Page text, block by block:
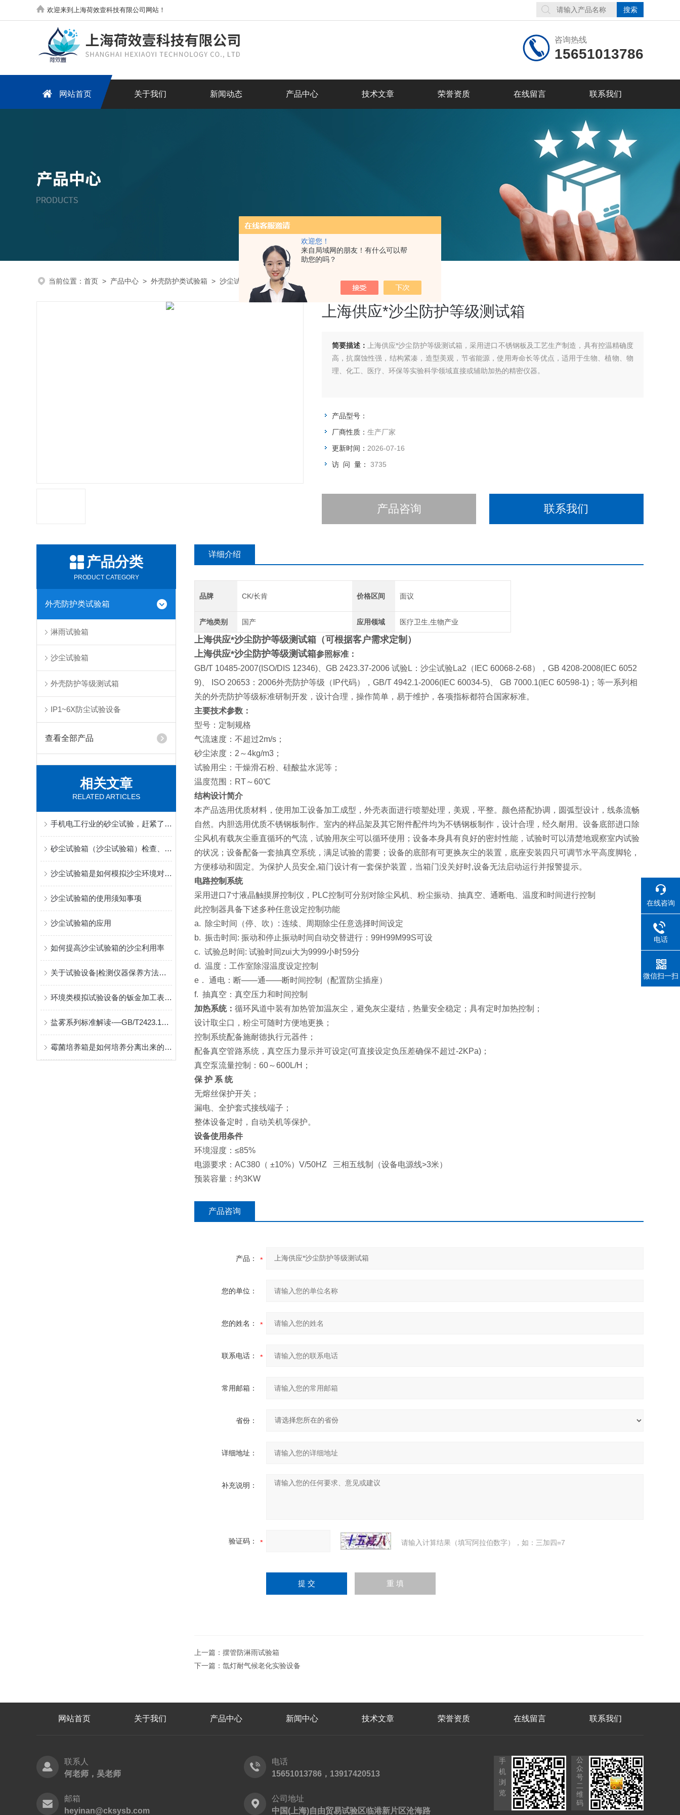
欢迎您！
来自局域网的朋友！有什么可以帮
助您的吗？
欢迎来到上海荷效壹科技有限公司网站！
咨询热线
15651013786
网站首页 关于我们 新闻动态 产品中心 技术文章 荣誉资质 在线留言 联系我们
当前位置： 首页 > 产品中心 > 外壳防护类试验箱 > 沙尘试验箱 上海供应*沙尘防护等级测试箱
上海供应*沙尘防护等级测试箱
简要描述：
上海供应*沙尘防护等级测试箱，采用进口不锈钢板及工艺生产制造，具有控温精确度
高，抗腐蚀性强，结构紧凑，造型美观，节省能源，使用寿命长等优点，适用于生物、植物、物
理、化工、医疗、环保等实验科学领域直接或辅助加热的精密仪器。
产品型号：
厂商性质： 生产厂家
更新时间： 2026-07-16
访 问 量： 3735
产品咨询 联系我们
产品分类
PRODUCT CATEGORY
外壳防护类试验箱
淋雨试验箱
沙尘试验箱
外壳防护等级测试箱
IP1~6X防尘试验设备
查看全部产品
相关文章
RELATED ARTICLES
手机电工行业的砂尘试验，赶紧了解一下！
砂尘试验箱（沙尘试验箱）检查、维护与保养
沙尘试验箱是如何模拟沙尘环境对产品进行测试的？
沙尘试验箱的使用须知事项
沙尘试验箱的应用
如何提高沙尘试验箱的沙尘利用率
关于试验设备|检测仪器保养方法及注意事项
环境类模拟试验设备的钣金加工表面处理注意事项
盐雾系列标准解读-—GB/T2423.17和GB/T2423.18
霉菌培养箱是如何培养分离出来的放线菌和大肠杆菌
详细介绍
品牌 CK/长肯 价格区间 面议
产地类别 国产 应用领域 医疗卫生,生物产业
上海供应*沙尘防护等级测试箱（可根据客户需求定制）
上海供应*沙尘防护等级测试箱参照标准：
GB/T 10485-2007(ISO/DIS 12346)、GB 2423.37-2006 试验L：沙尘试验La2（IEC 60068-2-68），GB 4208-2008(IEC 6052
9)、 ISO 20653：2006外壳防护等级（IP代码），GB/T 4942.1-2006(IEC 60034-5)、 GB 7000.1(IEC 60598-1)；等一系列相
关的外壳防护等级标准研制开发，设计合理，操作简单，易于维护，各项指标都符合国家标准。
主要技术参数：
型号：定制规格
气流速度：不超过2m/s；
砂尘浓度：2～4kg/m3；
试验用尘：干燥滑石粉、硅酸盐水泥等；
温度范围：RT～60℃
结构设计简介
本产品选用优质材料，使用加工设备加工成型，外壳表面进行喷塑处理，美观，平整。颜色搭配协调，圆弧型设计，线条流畅
自然。内胆选用优质不锈钢板制作。室内的样品架及其它附件配件均为不锈钢板制作，设计合理，经久耐用。设备底部进口除
尘风机有载灰尘垂直循环的气流，试验用灰尘可以循环使用；设备本身具有良好的密封性能，试验时可以清楚地观察室内试验
的状况；设备配备一套抽真空系统，满足试验的需要；设备的底部有可更换灰尘的装置，底座安装四只可调节水平高度脚轮，
方便移动和固定。为保护人员安全,箱门设计有一套保护装置，当箱门没关好时,设备无法启动运行并报警提示。
电路控制系统
采用进口7寸液晶触摸屏控制仪，PLC控制可分别对除尘风机、粉尘振动、抽真空、通断电、温度和时间进行控制
此控制器具备下述多种任意设定控制功能
a. 除尘时间（停、吹）: 连续、周期除尘任意选择时间设定
b. 振击时间: 振动和停止振动时间自动交替进行：99H99M99S可设
c. 试验总时间: 试验时间zui大为9999小时59分
d. 温度：工作室除湿温度设定控制
e． 通电：断——通——断时间控制（配置防尘插座）
f. 抽真空：真空压力和时间控制
加热系统： 循环风道中装有加热管加温灰尘，避免灰尘凝结，热量安全稳定；具有定时加热控制；
设计取尘口，粉尘可随时方便地更换；
控制系统配备施耐德执行元器件；
配备真空管路系统，真空压力显示并可设定(可直接设定负压差确保不超过-2KPa)；
真空泵流量控制：60～600L/H；
保 护 系 统
无熔丝保护开关；
漏电、全护套式接线端子；
整体设备定时，自动关机等保护。
设备使用条件
环境湿度：≤85%
电源要求：AC380（ ±10%）V/50HZ 三相五线制（设备电源线>3米）
预装容量：约3KW
产品咨询
产品：
您的单位：
您的姓名：
联系电话：
常用邮箱：
省份：
详细地址：
补充说明：
验证码： 请输入计算结果（填写阿拉伯数字），如：三加四=7
上一篇： 摆管防淋雨试验箱
下一篇： 氙灯耐气候老化实验设备
网站首页 关于我们 产品中心 新闻中心 技术文章 荣誉资质 在线留言 联系我们
联系人
何老师，吴老师
电话
15651013786，13917420513
邮箱
heyinan@cksysb.com
公司地址
中国(上海)自由贸易试验区临港新片区沧海路
手
机
浏
览
公
众
号
二
维
码
在线咨询
电话
微信扫一扫